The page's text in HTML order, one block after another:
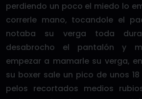
perdiendo un poco el miedo lo
correrle mano, tocandole el
notaba su verga toda
desabrocho el pantalón y
empezar a mamarle su verga,
su boxer sale un pico de unos
pelos recortados medios